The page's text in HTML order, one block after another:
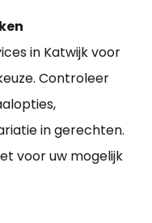
in Katwijk voor
Controleer
in gerechten.
voor uw mogelijk